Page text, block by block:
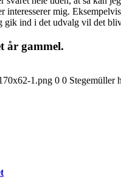
interesserer mig.
gik ind i det udvalg vil det
år gammel.
1.png 0 0 Stegemüller